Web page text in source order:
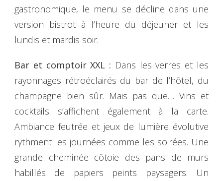
gastronomique, le menu se décline dans une
version bistrot à l’heure du déjeuner et les
lundis et mardis soir.
Bar et comptoir XXL : Dans les verres et les
rayonnages rétroéclairés du bar de l’hôtel, du
champagne bien sûr. Mais pas que… Vins et
cocktails s’affichent également à la carte.
Ambiance feutrée et jeux de lumière évolutive
rythment les journées comme les soirées. Une
grande cheminée côtoie des pans de murs
habillés de papiers peints paysagers. Un